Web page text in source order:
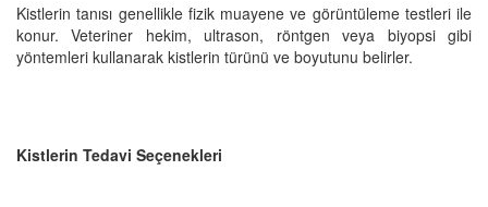
Kistlerin tanısı genellikle fizik muayene ve görüntüleme testleri ile
konur. Veteriner hekim, ultrason, röntgen veya biyopsi gibi
yöntemleri kullanarak kistlerin türünü ve boyutunu belirler.
Kistlerin Tedavi Seçenekleri